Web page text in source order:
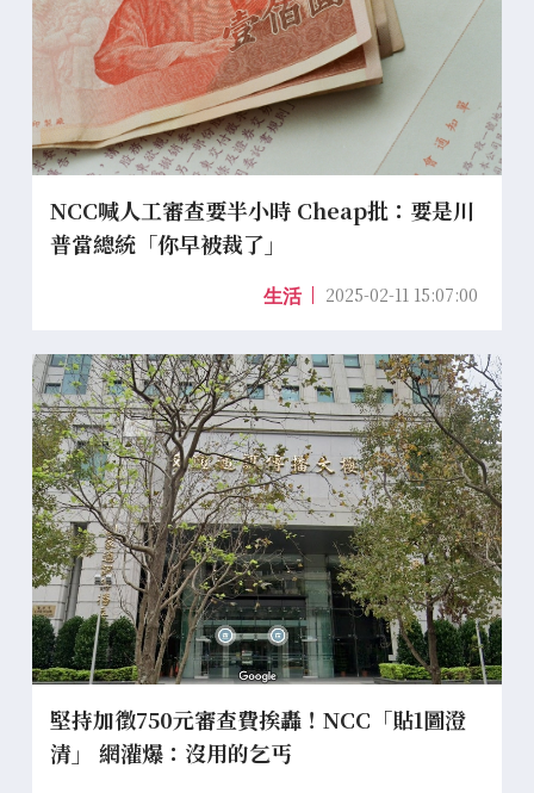
NCC喊人工審查要半小時 Cheap批：要是川
普當總統「你早被裁了」
生活 2025-02-11 15:07:00
堅持加徵750元審查費挨轟！NCC「貼1圖澄
清」 網灌爆：沒用的乞丐